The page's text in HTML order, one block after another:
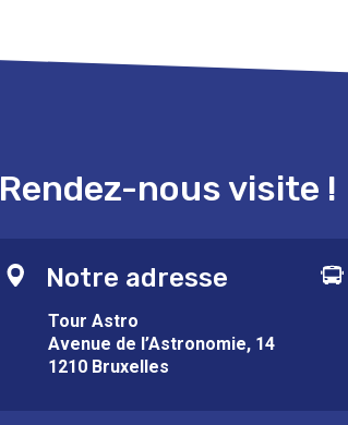
Rendez-nous visite !
Notre adresse
Tour Astro
Avenue de l’Astronomie, 14
1210 Bruxelles